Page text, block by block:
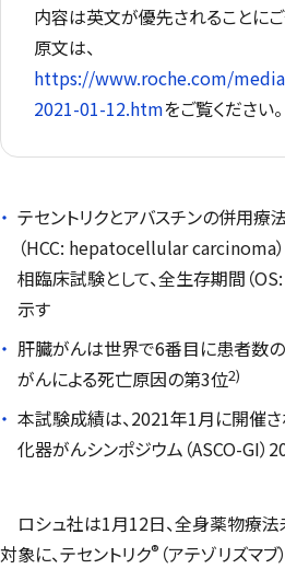
内容は英文が優先されることにご
原文は、
https://www.roche.com/
2021-01-12.htmをご覧ください。
テセントリクとアバスチンの併用
（HCC: hepatocellular carcinoma
相臨床試験として、全生存期間（OS:
示す
肝臓がんは世界で6番目に患者数
がんによる死亡原因の第3位2)
本試験成績は、2021年1月に開催
化器がんシンポジウム（ASCO-GI）
ロシュ社は1月12日、全身薬物療
対象に、テセントリク® （アテゾリズマ